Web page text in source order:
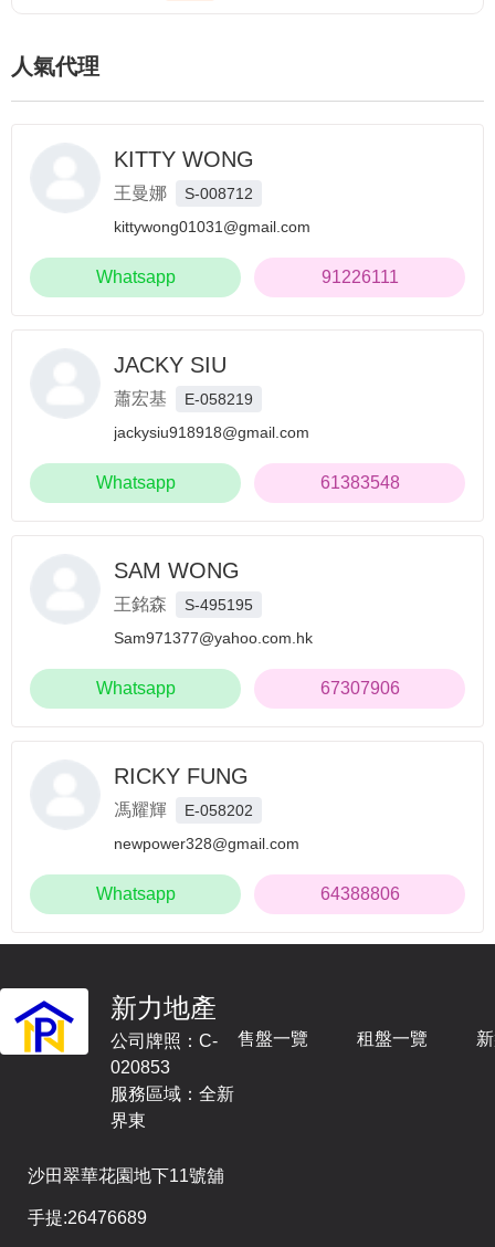
人氣代理
KITTY WONG
王曼娜
S-008712
kittywong01031@gmail.com
Whatsapp 91226111
JACKY SIU
蕭宏基
E-058219
jackysiu918918@gmail.com
Whatsapp 61383548
SAM WONG
王銘森
S-495195
Sam971377@yahoo.com.hk
Whatsapp 67307906
RICKY FUNG
馮耀輝
E-058202
newpower328@gmail.com
Whatsapp 64388806
新力地產
公司牌照：C-
020853
服務區域：全新
界東
沙田翠華花園地下11號舖
手提:26476689
售盤一覽 租盤一覽